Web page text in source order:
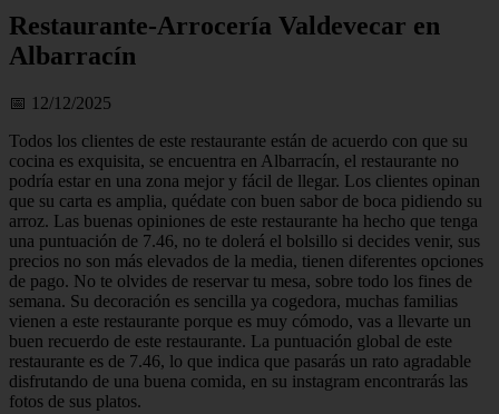
Restaurante-Arrocería Valdevecar en
Albarracín
📅 12/12/2025
Todos los clientes de este restaurante están de acuerdo con que su
cocina es exquisita, se encuentra en Albarracín, el restaurante no
podría estar en una zona mejor y fácil de llegar. Los clientes opinan
que su carta es amplia, quédate con buen sabor de boca pidiendo su
arroz. Las buenas opiniones de este restaurante ha hecho que tenga
una puntuación de 7.46, no te dolerá el bolsillo si decides venir, sus
precios no son más elevados de la media, tienen diferentes opciones
de pago. No te olvides de reservar tu mesa, sobre todo los fines de
semana. Su decoración es sencilla ya cogedora, muchas familias
vienen a este restaurante porque es muy cómodo, vas a llevarte un
buen recuerdo de este restaurante. La puntuación global de este
restaurante es de 7.46, lo que indica que pasarás un rato agradable
disfrutando de una buena comida, en su instagram encontrarás las
fotos de sus platos.